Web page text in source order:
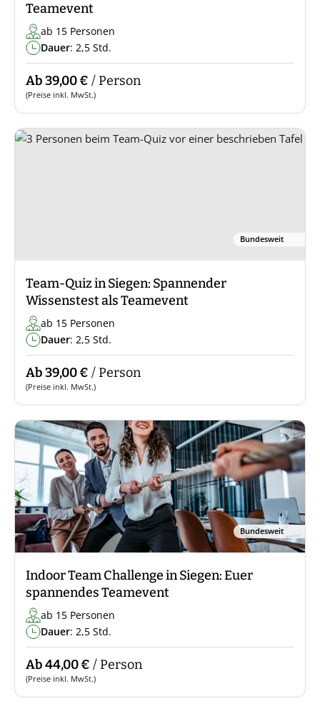
Teamevent
ab 15 Personen
Dauer: 2,5 Std.
Ab 39,00 € / Person
(Preise inkl. MwSt.)
Bundesweit
Team-Quiz in Siegen: Spannender
Wissenstest als Teamevent
ab 15 Personen
Dauer: 2,5 Std.
Ab 39,00 € / Person
(Preise inkl. MwSt.)
Bundesweit
Indoor Team Challenge in Siegen: Euer
spannendes Teamevent
ab 15 Personen
Dauer: 2,5 Std.
Ab 44,00 € / Person
(Preise inkl. MwSt.)